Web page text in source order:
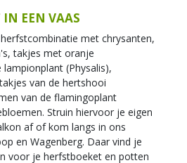
IN EEN VAAS
met chrysanten,
takjes met oranje
(Physalis),
van de hertshooi
van de flamingoplant
Struin hiervoor je eigen
af of kom langs in ons
en Wagenberg. Daar vind je
voor je herfstboeket en potten